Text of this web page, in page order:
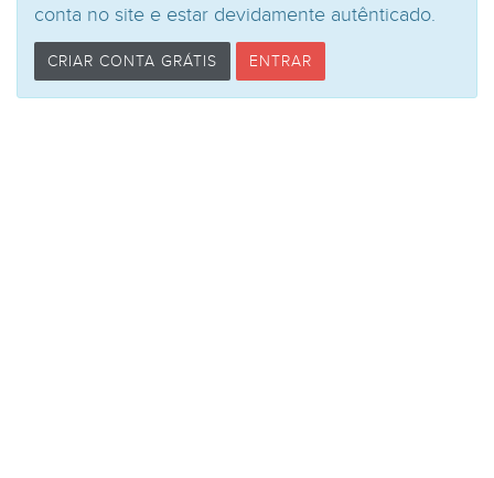
conta no site e estar devidamente autênticado.
CRIAR CONTA GRÁTIS ENTRAR